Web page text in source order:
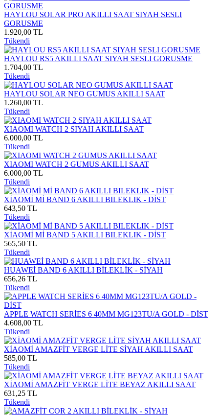
HAYLOU SOLAR PRO AKILLI SAAT SIYAH SESLI
GORUSME
1.920,00 TL
Tükendi
HAYLOU RS5 AKILLI SAAT SIYAH SESLI GORUSME
1.704,00 TL
Tükendi
HAYLOU SOLAR NEO GUMUS AKILLI SAAT
1.260,00 TL
Tükendi
XIAOMI WATCH 2 SIYAH AKILLI SAAT
6.000,00 TL
Tükendi
XIAOMI WATCH 2 GUMUS AKILLI SAAT
6.000,00 TL
Tükendi
XİAOMİ Mİ BAND 6 AKILLI BILEKLIK - DİST
643,50 TL
Tükendi
XİAOMİ Mİ BAND 5 AKILLI BILEKLIK - DİST
565,50 TL
Tükendi
HUAWEİ BAND 6 AKILLI BİLEKLİK - SİYAH
656,26 TL
Tükendi
APPLE WATCH SERİES 6 40MM MG123TU/A GOLD - DİST
4.608,00 TL
Tükendi
XİAOMİ AMAZFİT VERGE LİTE SİYAH AKILLI SAAT
585,00 TL
Tükendi
XİAOMİ AMAZFİT VERGE LİTE BEYAZ AKILLI SAAT
631,25 TL
Tükendi